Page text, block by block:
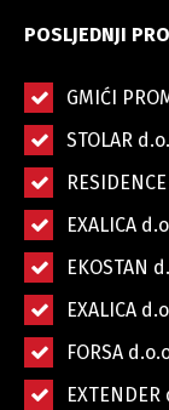
POSLJEDNJI
GMIĆI
STOLAR
EXALICA
EKOSTAN
EXALICA
FORSA